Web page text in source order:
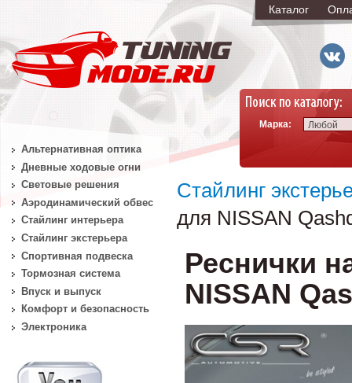
Каталог
Марка: Любой
Стайлинг
для NISSAN
Реснички
NISSAN
Альтернативная оптика
Дневные ходовые огни
Световые решения
Аэродинамический обвес
Стайлинг интерьера
Стайлинг экстерьера
Спортивная подвеска
Тормозная система
Впуск и выпуск
Комфорт и безопасность
Электроника